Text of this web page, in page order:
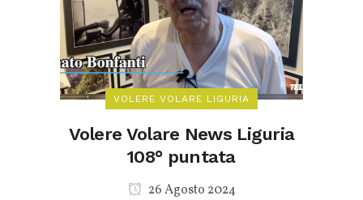
VOLERE VOLARE LIGURIA
Volere Volare News Liguria
108° puntata
26 Agosto 2024